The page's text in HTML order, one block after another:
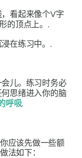
看起来像个V字
的顶点上。.
在练习中。.
儿。练习时务必
思绪进入你的脑
呼吸.
应该先做一些额
法如下：